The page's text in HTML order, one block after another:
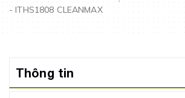
- ITHS1808 CLEANMAX
Thông tin